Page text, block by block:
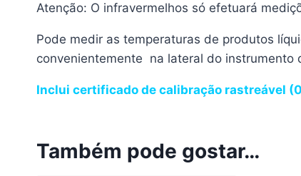
Atenção: O infravermelhos só efetuará
Pode medir as temperaturas de produtos
convenientemente na lateral do instrumento
Inclui certificado de calibração rastreável (0
Também pode gostar…